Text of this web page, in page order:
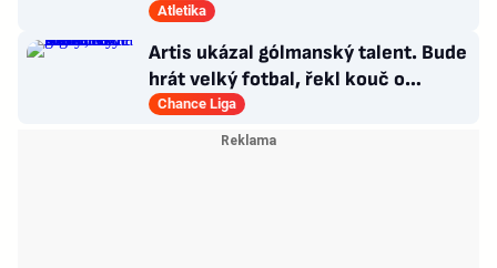
400 metrů překážek
Atletika
Artis ukázal gólmanský talent. Bude
hrát velký fotbal, řekl kouč o
Kašíkovi. Body ale má Sigma
Chance Liga